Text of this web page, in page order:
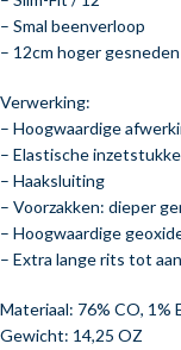
– Smal beenverloop
– 12cm hoger
Verwerking:
– Hoogwaardige
– Elastische
– Haaksluiting
– Voorzakken: dieper
– Hoogwaardige
– Extra lange rits tot
Materiaal: 76% CO, 1%
Gewicht: 14,25 OZ